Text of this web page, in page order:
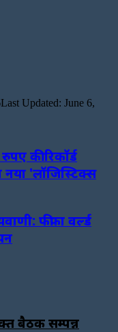
Last Updated: June 6,
की रिकॉर्ड
नया 'लॉजिस्टिक्स
फीफा वर्ल्ड
बैठक सम्पन्न